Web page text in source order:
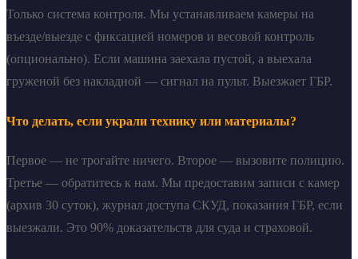
Только система контроля. Мы устанавливаем камеры на
въезде/выезде с фиксацией номеров и весовой контроль
(опционально). Если машина заехала пустой, а выехала
груженой без накладной — сигнал на пульт. Выезжает ГБР.
Что делать, если украли технику или материалы?
Первое — не трогайте ничего. Второе — вызовите полицию.
Третье — обратитесь к нам. Мы предоставим записи с камер
(архив 30 суток), журнал доступа СКУД, показания ГБР, если
выезжали. Это 90% доказательств для суда и страховой.